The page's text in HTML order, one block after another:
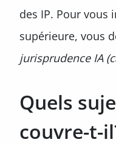
des IP. Pour vous
supérieure, vous
jurisprudence IA
Quels
couvre-t-